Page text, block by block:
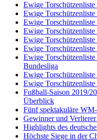
Ewige
Ewige
Ewige
Ewige
Ewige
Ewige
Ewige
Bundesliga
Ewige
Ewige
Fußball-Saison 2019/
Überblick
Fünf spektakuläre
Gewinner und
Highlights des
Höchste Siege in der